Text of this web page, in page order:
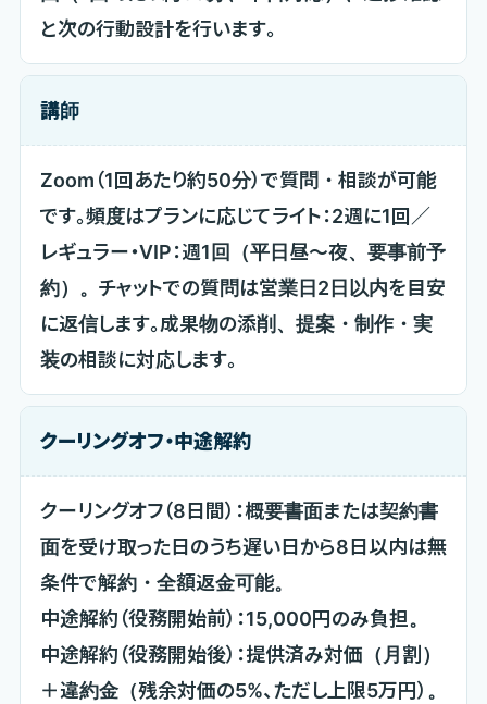
と次の行動設計を行います。
講師
Zoom（1回あたり約50分）で質問・相談が可能
です。頻度はプランに応じてライト：2週に1回／
レギュラー・VIP：週1回（平日昼〜夜、要事前予
約）。チャットでの質問は営業日2日以内を目安
に返信します。成果物の添削、提案・制作・実
装の相談に対応します。
クーリングオフ・中途解約
クーリングオフ（8日間）：概要書面または契約書
面を受け取った日のうち遅い日から8日以内は無
条件で解約・全額返金可能。
中途解約（役務開始前）：15,000円のみ負担。
中途解約（役務開始後）：提供済み対価（月割）
＋違約金（残余対価の5%、ただし上限5万円）。